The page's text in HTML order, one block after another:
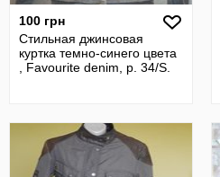
100 грн
Стильная джинсовая
куртка темно-синего цвета
, Favourite denim, р. 34/S.